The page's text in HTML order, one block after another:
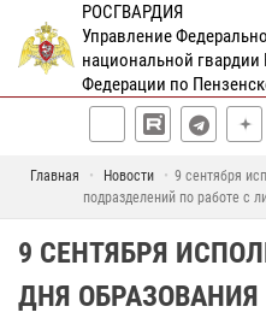
РОСГВАРДИЯ
Управление
национальной гвардии
Федерации по
Главная Новости
9 сентября
подразделений по работе с
9 СЕНТЯБРЯ
ДНЯ